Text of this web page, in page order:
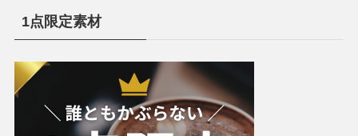
1点限定素材